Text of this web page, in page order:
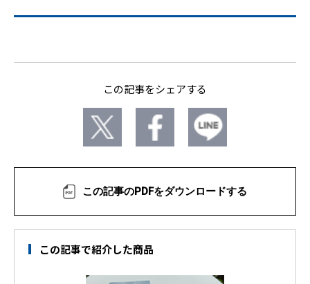
この記事をシェアする
この記事のPDFをダウンロードする
この記事で紹介した商品